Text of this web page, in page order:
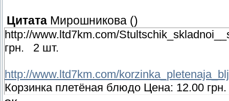
Цитата Мирошникова ()
http://www.ltd7km.com/
грн. 2 шт.
http://www.ltd7km.com/
Корзинка плетёная блюдо Цена: 12.00